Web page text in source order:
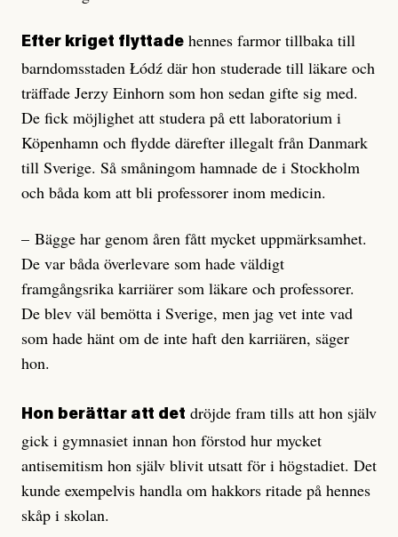
Efter kriget flyttade hennes farmor tillbaka till
barndomsstaden Łódź där hon studerade till läkare och
träffade Jerzy Einhorn som hon sedan gifte sig med.
De fick möjlighet att studera på ett laboratorium i
Köpenhamn och flydde därefter illegalt från Danmark
till Sverige. Så småningom hamnade de i Stockholm
och båda kom att bli professorer inom medicin.
– Bägge har genom åren fått mycket uppmärksamhet.
De var båda överlevare som hade väldigt
framgångsrika karriärer som läkare och professorer.
De blev väl bemötta i Sverige, men jag vet inte vad
som hade hänt om de inte haft den karriären, säger
hon.
Hon berättar att det dröjde fram tills att hon själv
gick i gymnasiet innan hon förstod hur mycket
antisemitism hon själv blivit utsatt för i högstadiet. Det
kunde exempelvis handla om hakkors ritade på hennes
skåp i skolan.